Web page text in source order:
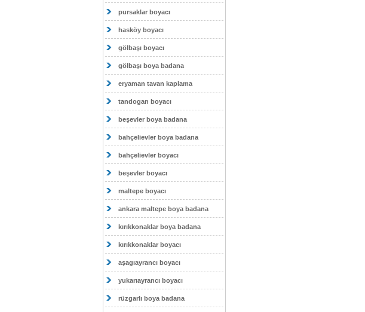
pursaklar boyacı
hasköy boyacı
gölbaşı boyacı
gölbaşı boya badana
eryaman tavan kaplama
tandogan boyacı
beşevler boya badana
bahçelievler boya badana
bahçelievler boyacı
beşevler boyacı
maltepe boyacı
ankara maltepe boya badana
kırıkkonaklar boya badana
kırıkkonaklar boyacı
aşagıayrancı boyacı
yukarıayrancı boyacı
rüzgarlı boya badana